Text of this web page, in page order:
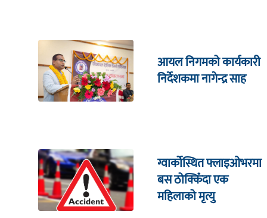
आयल निगमको कार्यकारी
निर्देशकमा नागेन्द्र साह
ग्वार्कोस्थित फ्लाइओभरमा
बस ठोक्किँदा एक
महिलाको मृत्यु